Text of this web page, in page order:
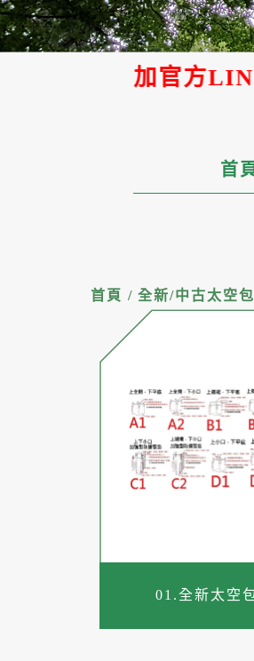
加官方LINE有80%
首
首頁 / 全新/中古太空包
01.全新太空